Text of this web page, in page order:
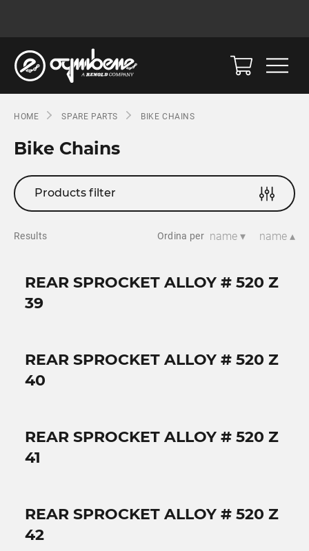
HOME SPARE PARTS BIKE CHAINS
Bike Chains
Products filter
Results Ordina per name ▾ name ▴
REAR SPROCKET ALLOY # 520 Z
39
REAR SPROCKET ALLOY # 520 Z
40
REAR SPROCKET ALLOY # 520 Z
41
REAR SPROCKET ALLOY # 520 Z
42